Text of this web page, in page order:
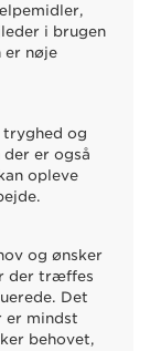
i brugen
er nøje
og
er også
opleve
og ønsker
der træffes
Det
er mindst
behovet,